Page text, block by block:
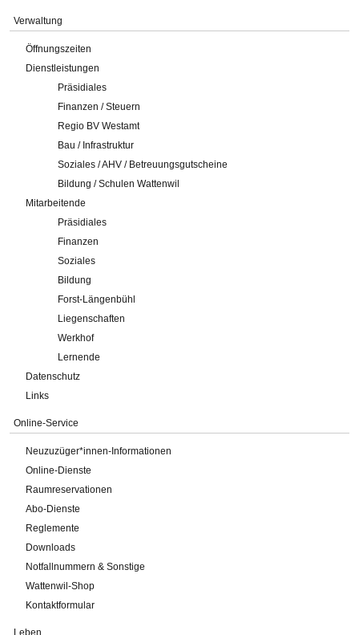
Verwaltung
Öffnungszeiten
Dienstleistungen
Präsidiales
Finanzen / Steuern
Regio BV Westamt
Bau / Infrastruktur
Soziales / AHV / Betreuungsgutscheine
Bildung / Schulen Wattenwil
Mitarbeitende
Präsidiales
Finanzen
Soziales
Bildung
Forst-Längenbühl
Liegenschaften
Werkhof
Lernende
Datenschutz
Links
Online-Service
Neuzuzüger*innen-Informationen
Online-Dienste
Raumreservationen
Abo-Dienste
Reglemente
Downloads
Notfallnummern & Sonstige
Wattenwil-Shop
Kontaktformular
Leben